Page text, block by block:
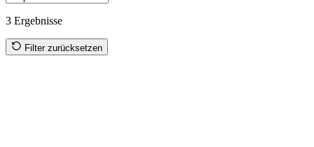
3 Ergebnisse
Filter zurücksetzen